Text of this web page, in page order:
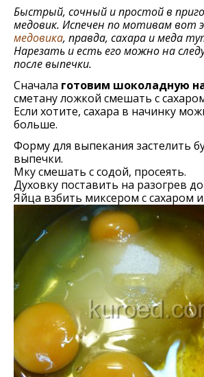
Быстрый, сочный и простой в
медовик. Испечен по мотивам вот
медовика, правда, сахара и меда
Нарезать и есть его можно на
после выпечки.
Сначала готовим шоколадную
сметану ложкой смешать с
Если хотите, сахара в начинку
больше.
Форму для выпекания застелить
выпечки.
Мку смешать с содой, просеять.
Духовку поставить на разогрев до
Яйца взбить миксером с сахаром